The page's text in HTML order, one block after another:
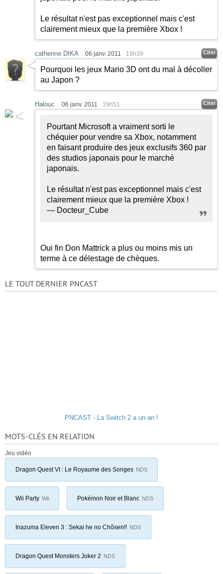
Le résultat n'est pas exceptionnel mais c'est
clairement mieux que la première Xbox !
catherine DIKA 06 janv. 2011 19h39 Citer
Pourquoi les jeux Mario 3D ont du mal à décoller
au Japon ?
Halouc 06 janv. 2011 19h51 Citer
Pourtant Microsoft a vraiment sorti le
chéquier pour vendre sa Xbox, notamment
en faisant produire des jeux exclusifs 360 par
des studios japonais pour le marché
japonais.
Le résultat n'est pas exceptionnel mais c'est
clairement mieux que la première Xbox !
— Docteur_Cube
Oui fin Don Mattrick a plus ou moins mis un
terme à ce délestage de chèques.
LE TOUT DERNIER PNCAST
PNCAST - La Switch 2 a un an !
MOTS-CLÉS EN RELATION
Jeu vidéo
Dragon Quest VI : Le Royaume des Songes NDS
Wii Party Wii Pokémon Noir et Blanc NDS
Inazuma Eleven 3 : Sekai he no Chôsen!! NDS
Dragon Quest Monsters Joker 2 NDS